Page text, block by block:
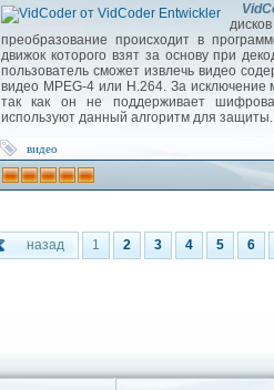
преобразование происходит в
движок которого взят за основу при
пользователь сможет извлечь видео
видео MPEG-4 или H.264. За
так как он не поддерживает
используют данный алгоритм для защиты.
видео
назад 1 2 3 4 5 6